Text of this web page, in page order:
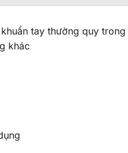
tay thường quy
khác